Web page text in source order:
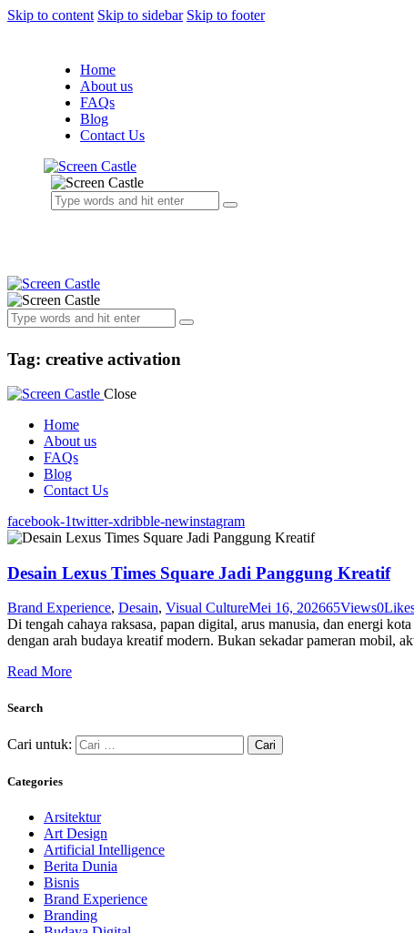
Skip to content Skip to sidebar Skip to footer
Home
About us
FAQs
Blog
Contact Us
Tag: creative activation
Close
Home
About us
FAQs
Blog
Contact Us
facebook-1twitter-xdribble-newinstagram
Desain Lexus Times Square Jadi Panggung Kreatif
Brand Experience, Desain, Visual CultureMei 16, 202665Views0
Di tengah cahaya raksasa, papan digital, arus manusia, dan energi
dengan arah budaya kreatif modern. Bukan sekadar pameran mobil,
Read More
Search
Cari untuk:
Categories
Arsitektur
Art Design
Artificial Intelligence
Berita Dunia
Bisnis
Brand Experience
Branding